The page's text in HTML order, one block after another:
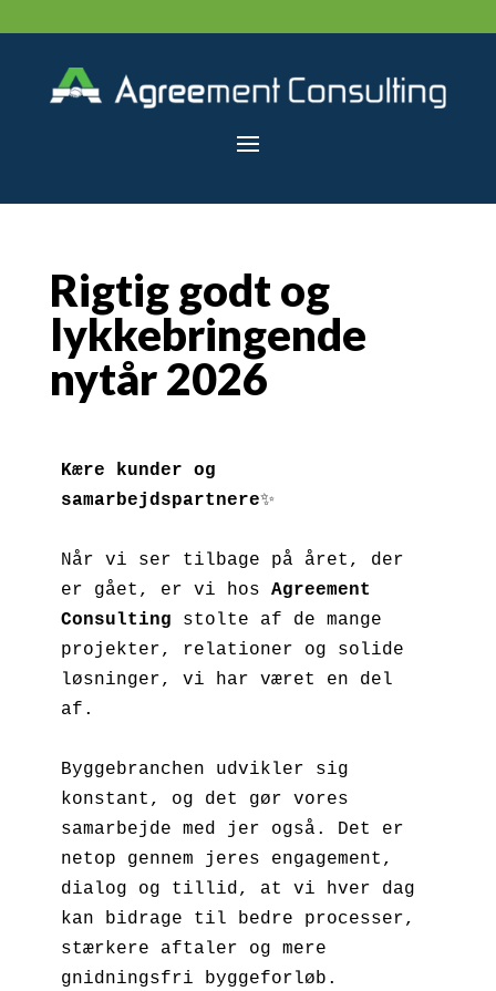
Rigtig godt og
lykkebringende
nytår 2026
Kære kunder og
samarbejdspartnere✨
Når vi ser tilbage på året, der
er gået, er vi hos Agreement
Consulting stolte af de mange
projekter, relationer og solide
løsninger, vi har været en del
af.
Byggebranchen udvikler sig
konstant, og det gør vores
samarbejde med jer også. Det er
netop gennem jeres engagement,
dialog og tillid, at vi hver dag
kan bidrage til bedre processer,
stærkere aftaler og mere
gnidningsfri byggeforløb.